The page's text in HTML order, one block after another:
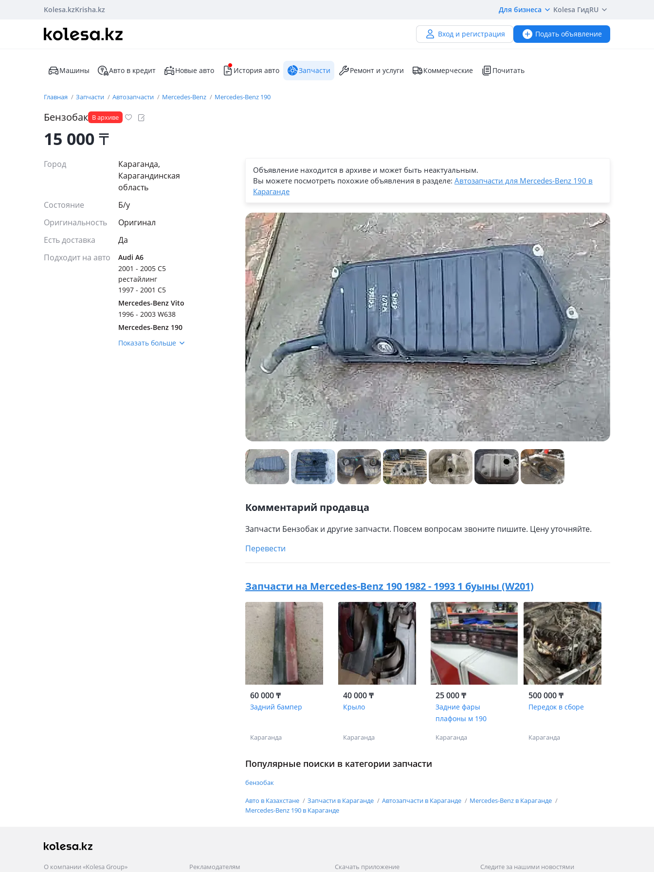
Kolesa.kzKrisha.kz Для бизнеса Kolesa ГидRU
Вход и регистрация Подать объявление
Машины Авто в кредит Новые авто История авто Запчасти Ремонт и услуги Коммерческие Почитать
Главная Запчасти Автозапчасти Mercedes-Benz Mercedes-Benz 190
Бензобак В архиве
15 000₸
Город
Караганда,
Карагандинская
область
Состояние
Б/y
Оригинальность
Оригинал
Есть доставка
Да
Подходит на авто
Audi A6
2001 - 2005 C5
рестайлинг
1997 - 2001 C5
Mercedes-Benz Vito
1996 - 2003 W638
Mercedes-Benz 190
1982 - 1993 1 поколение
Показать больше
Объявление находится в архиве и может быть неактуальным.
Вы можете посмотреть похожие объявления в разделе: Автозапчасти для Mercedes-Benz 190 в
Караганде
Комментарий продавца
Запчасти Бензобак и другие запчасти. Повсем вопросам звоните пишите. Цену уточняйте.
Перевести
Запчасти на Mercedes-Benz 190 1982 - 1993 1 буыны (W201)
60 000 ₸
Задний бампер
Караганда
40 000 ₸
Крыло
Караганда
25 000 ₸
Задние фары
плафоны м 190
Караганда
500 000 ₸
Передок в сборе
Караганда
Популярные поиски в категории запчасти
бензобак
Авто в Казахстане Запчасти в Караганде Автозапчасти в Караганде
Mercedes-Benz в Караганде
Mercedes-Benz 190 в Караганде
О компании «Kolesa Group» Рекламодателям Скачать приложение Следите за нашими новостями